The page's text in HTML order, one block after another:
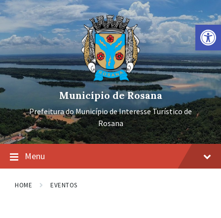
Barra de Ferramentas Aberta
Ir
para
conteúdo
Pular
para
navegação
principal
Pular
para
rodapé
Município de Rosana
Prefeitura do Município de Interesse Turístico de
Rosana
Menu
HOME EVENTOS